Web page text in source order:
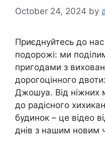
October 24, 2024 by
Приєднуйтесь до
подорожі: ми
пригодами з
дорогоцінного
Джошуа. Від ніжних
до радісного
будинок – це відео
днів з нашим новим